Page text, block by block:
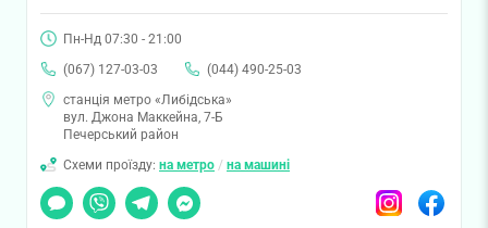
Пн-Нд 07:30 - 21:00
(067) 127-03-03
(044) 490-25-03
станція метро «Либідська»
вул. Джона Маккейна, 7-Б
Печерський район
Схеми проїзду: на метро / на машині
Чат
Viber TelegramMessenger InstagramFacebook